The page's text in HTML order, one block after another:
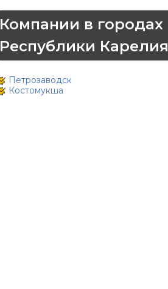
Компании в городах
Республики Карелия
Петрозаводск
Костомукша